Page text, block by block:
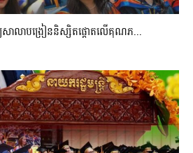
ាលាបង្រៀននិស្សិតផ្តោតលើគុណភ...